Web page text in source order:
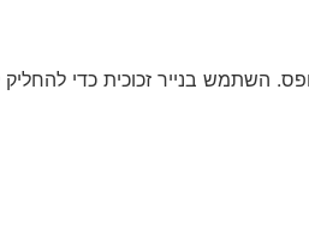
השתמש בנייר זכוכית כדי להחליק